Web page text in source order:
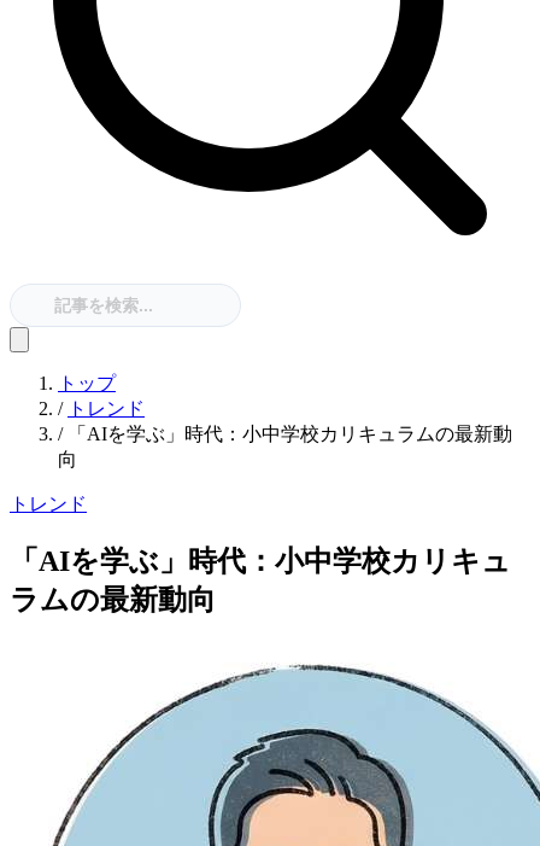
トップ
/ トレンド
/
「AIを学ぶ」時代：小中学校カリキュラムの最新動
向
トレンド
「AIを学ぶ」時代：小中学校カリキュ
ラムの最新動向